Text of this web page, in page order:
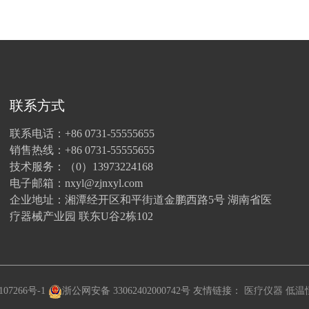
联系方式
联系电话：+86 0731-55555655
销售热线：+86 0731-55555655
技术服务：（0）13973224168
电子邮箱：nxyl@zjnxyl.com
企业地址：湘潭经开区和平街道金鹏西路5号 湖南省医
疗器械产业园 联东U谷2栋102
号-1 浙公网安备 33062402000742号 友情链接： 医疗仪器 低温